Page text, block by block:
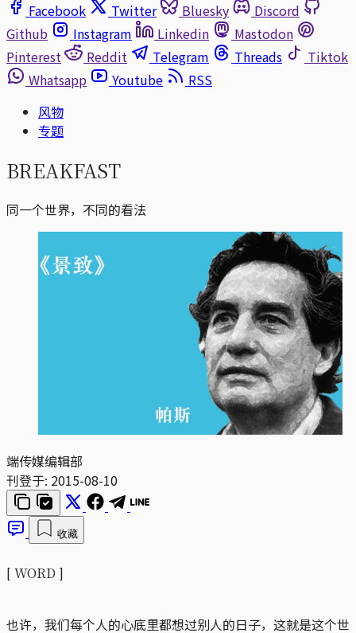
Facebook
Twitter Bluesky
Discord
Github
Instagram Linkedin
Mastodon
Pinterest
Reddit Telegram Threads
Tiktok
Whatsapp
Youtube
RSS
风物
专题
BREAKFAST
同一个世界，不同的看法
端传媒编辑部
刊登于: 2015-08-10
收藏
[ WORD ]
也许，我们每个人的心底里都想过别人的日子，这就是这个世